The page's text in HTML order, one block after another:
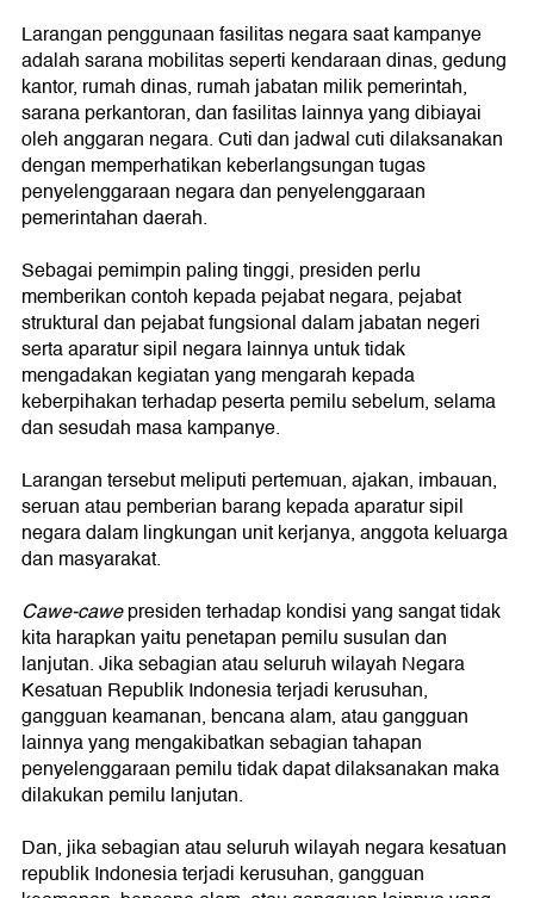
Larangan penggunaan fasilitas negara saat kampanye
adalah sarana mobilitas seperti kendaraan dinas, gedung
kantor, rumah dinas, rumah jabatan milik pemerintah,
sarana perkantoran, dan fasilitas lainnya yang dibiayai
oleh anggaran negara. Cuti dan jadwal cuti dilaksanakan
dengan memperhatikan keberlangsungan tugas
penyelenggaraan negara dan penyelenggaraan
pemerintahan daerah.
Sebagai pemimpin paling tinggi, presiden perlu
memberikan contoh kepada pejabat negara, pejabat
struktural dan pejabat fungsional dalam jabatan negeri
serta aparatur sipil negara lainnya untuk tidak
mengadakan kegiatan yang mengarah kepada
keberpihakan terhadap peserta pemilu sebelum, selama
dan sesudah masa kampanye.
Larangan tersebut meliputi pertemuan, ajakan, imbauan,
seruan atau pemberian barang kepada aparatur sipil
negara dalam lingkungan unit kerjanya, anggota keluarga
dan masyarakat.
Cawe-cawepresiden terhadap kondisi yang sangat tidak
kita harapkan yaitu penetapan pemilu susulan dan
lanjutan. Jika sebagian atau seluruh wilayah Negara
Kesatuan Republik Indonesia terjadi kerusuhan,
gangguan keamanan, bencana alam, atau gangguan
lainnya yang mengakibatkan sebagian tahapan
penyelenggaraan pemilu tidak dapat dilaksanakan maka
dilakukan pemilu lanjutan.
Dan, jika sebagian atau seluruh wilayah negara kesatuan
republik Indonesia terjadi kerusuhan, gangguan